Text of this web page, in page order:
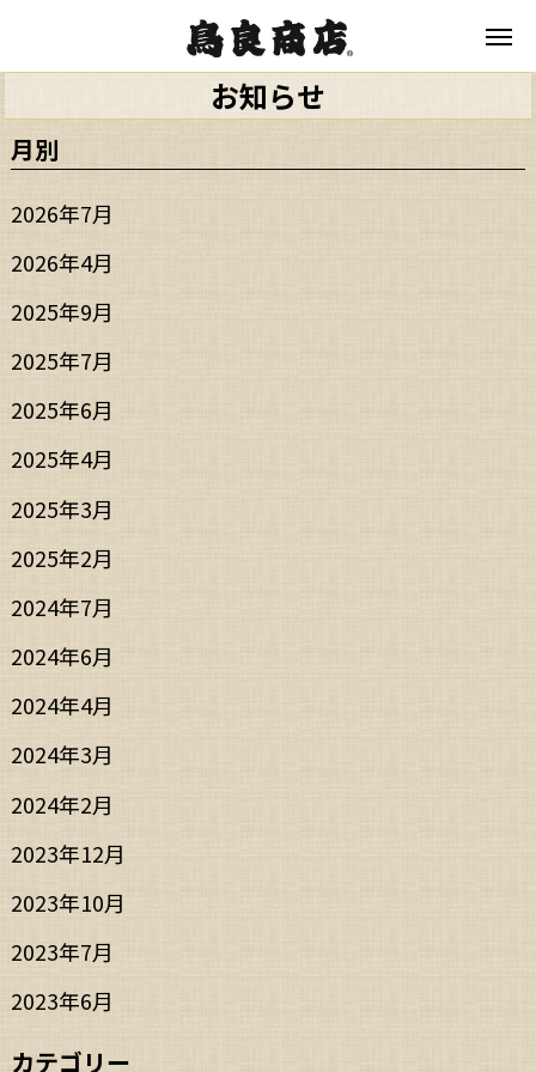
お知らせ
月別
2026年7月
2026年4月
2025年9月
2025年7月
2025年6月
2025年4月
2025年3月
2025年2月
2024年7月
2024年6月
2024年4月
2024年3月
2024年2月
2023年12月
2023年10月
2023年7月
2023年6月
カテゴリー